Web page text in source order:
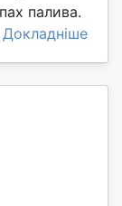
палива.
Докладніше